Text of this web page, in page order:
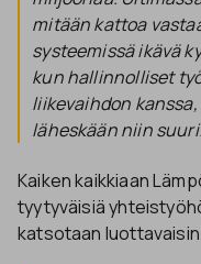
mitään kattoa
systeemissä ikävä
kun hallinnolliset
liikevaihdon
läheskään niin suuri.
Kaiken kaikkiaan
tyytyväisiä
katsotaan